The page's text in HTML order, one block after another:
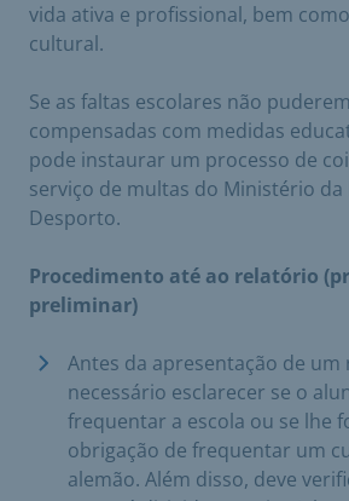
vida ativa e profissional, bem
cultural.
Se as faltas escolares não
compensadas com medidas
pode instaurar um processo de
serviço de multas do Ministério da
Desporto.
Procedimento até ao relatório
preliminar)
Antes da apresentação de um
necessário esclarecer se o
frequentar a escola ou se lhe
obrigação de frequentar um
alemão. Além disso, deve